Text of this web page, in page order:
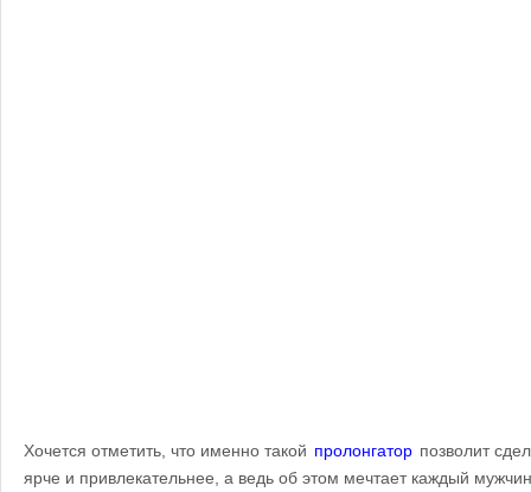
Хочется отметить, что именно такой пролонгатор позволит
ярче и привлекательнее, а ведь об этом мечтает каждый